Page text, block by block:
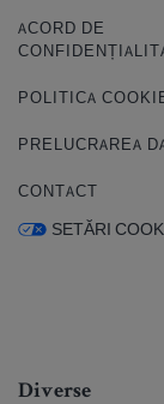
ACORD DE
POLITICA
PRELUCRAREA
CONTACT
SETĂRI
Diverse